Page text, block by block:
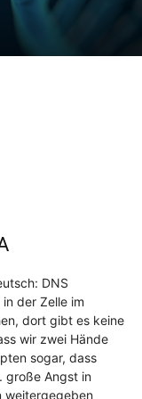
DNS
der Zelle im
dort gibt es keine
wir zwei Hände
sogar, dass
große Angst in
weitergegeben